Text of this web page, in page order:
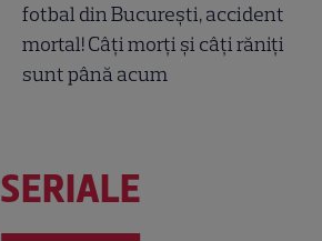
fotbal din București, accident
mortal! Câți morți și câți răniți
sunt până acum
SERIALE